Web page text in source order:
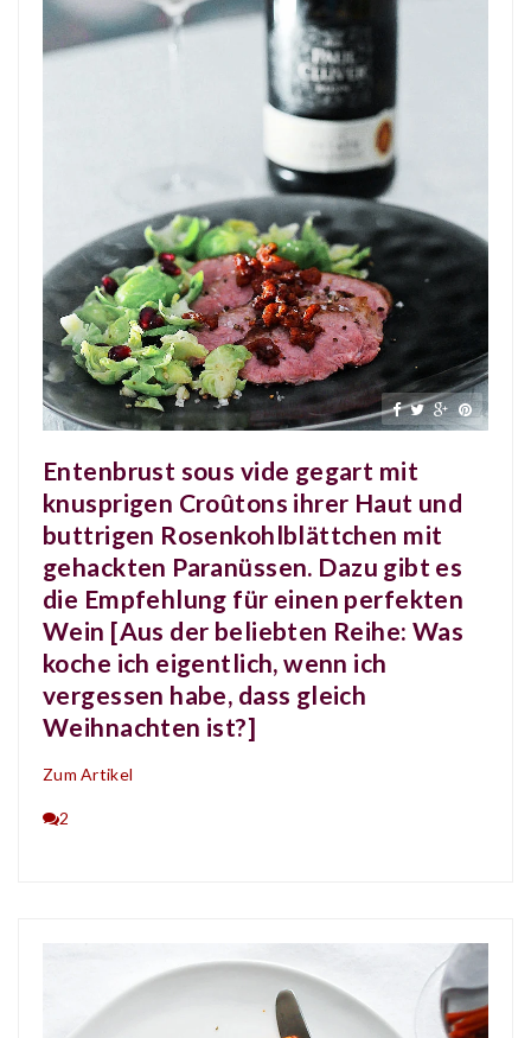
Entenbrust sous vide gegart mit
knusprigen Croûtons ihrer Haut und
buttrigen Rosenkohlblättchen mit
gehackten Paranüssen. Dazu gibt es
die Empfehlung für einen perfekten
Wein [Aus der beliebten Reihe: Was
koche ich eigentlich, wenn ich
vergessen habe, dass gleich
Weihnachten ist?]
Zum Artikel
2